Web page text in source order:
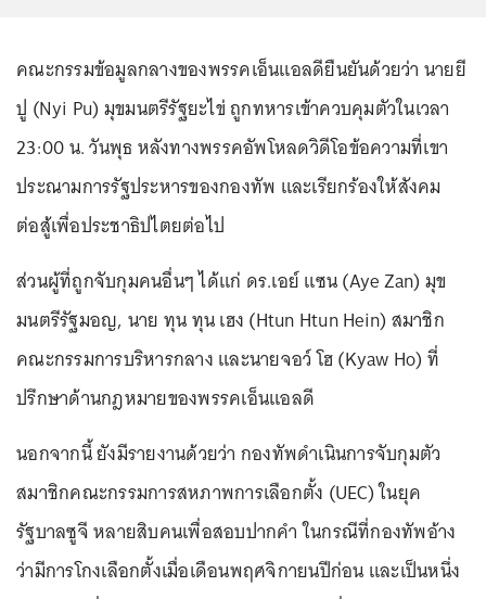
คณะกรรมข้อมูลกลางของพรรคเอ็นแอลดียืนยันด้วยว่า นายยี
ปู (Nyi Pu) มุขมนตรีรัฐยะไข่ ถูกทหารเข้าควบคุมตัวในเวลา
23:00 น. วันพุธ หลังทางพรรคอัพโหลดวิดีโอข้อความที่เขา
ประณามการรัฐประหารของกองทัพ และเรียกร้องให้สังคม
ต่อสู้เพื่อประชาธิปไตยต่อไป
ส่วนผู้ที่ถูกจับกุมคนอื่นๆ ได้แก่ ดร.เอย์ แซน (Aye Zan) มุข
มนตรีรัฐมอญ, นาย ทุน ทุน เฮง (Htun Htun Hein) สมาชิก
คณะกรรมการบริหารกลาง และนายจอว์ โฮ (Kyaw Ho) ที่
ปรึกษาด้านกฎหมายของพรรคเอ็นแอลดี
นอกจากนี้ ยังมีรายงานด้วยว่า กองทัพดำเนินการจับกุมตัว
สมาชิกคณะกรรมการสหภาพการเลือกตั้ง (UEC) ในยุค
รัฐบาลซูจี หลายสิบคนเพื่อสอบปากคำ ในกรณีที่กองทัพอ้าง
ว่ามีการโกงเลือกตั้งเมื่อเดือนพฤศจิกายนปีก่อน และเป็นหนึ่ง